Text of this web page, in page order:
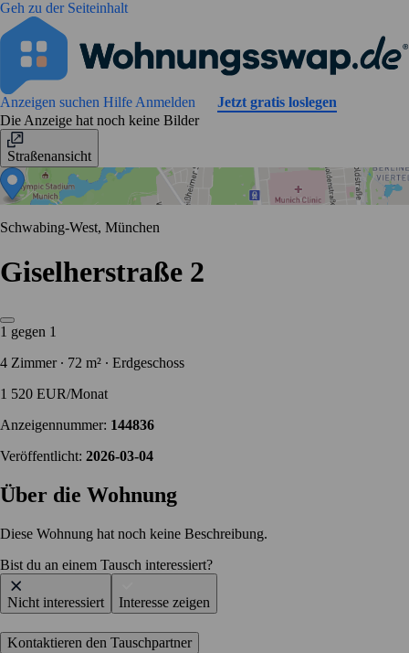
Geh zu der Seiteinhalt
Anzeigen suchen Hilfe Anmelden
Jetzt gratis loslegen
Die Anzeige hat noch keine Bilder
Straßenansicht
Schwabing-West, München
Giselherstraße 2
1 gegen 1
4 Zimmer ∙ 72 m² ∙ Erdgeschoss
1 520 EUR/Monat
Anzeigennummer: 144836
Veröffentlicht: 2026-03-04
Über die Wohnung
Diese Wohnung hat noch keine Beschreibung.
Bist du an einem Tausch interessiert?
Nicht interessiert Interesse zeigen
Kontaktieren den Tauschpartner